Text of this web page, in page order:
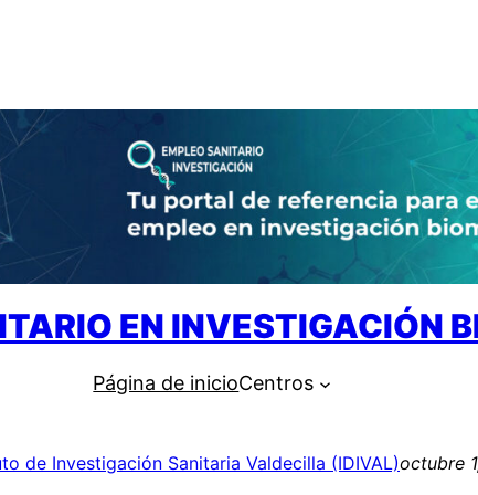
EN INVESTIGACIÓN
Página de inicioCentros
de Investigación Sanitaria Valdecilla (IDIVAL)octubre